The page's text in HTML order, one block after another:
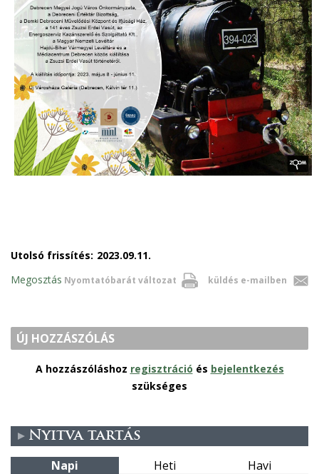
Utolsó frissítés: 2023.09.11.
Nyomtatóbarát változat küldés e-mailben
Megosztás
ÚJ HOZZÁSZÓLÁS
A hozzászóláshoz regisztráció és bejelentkezés
szükséges
Nyitva tartás
Napi Heti Havi